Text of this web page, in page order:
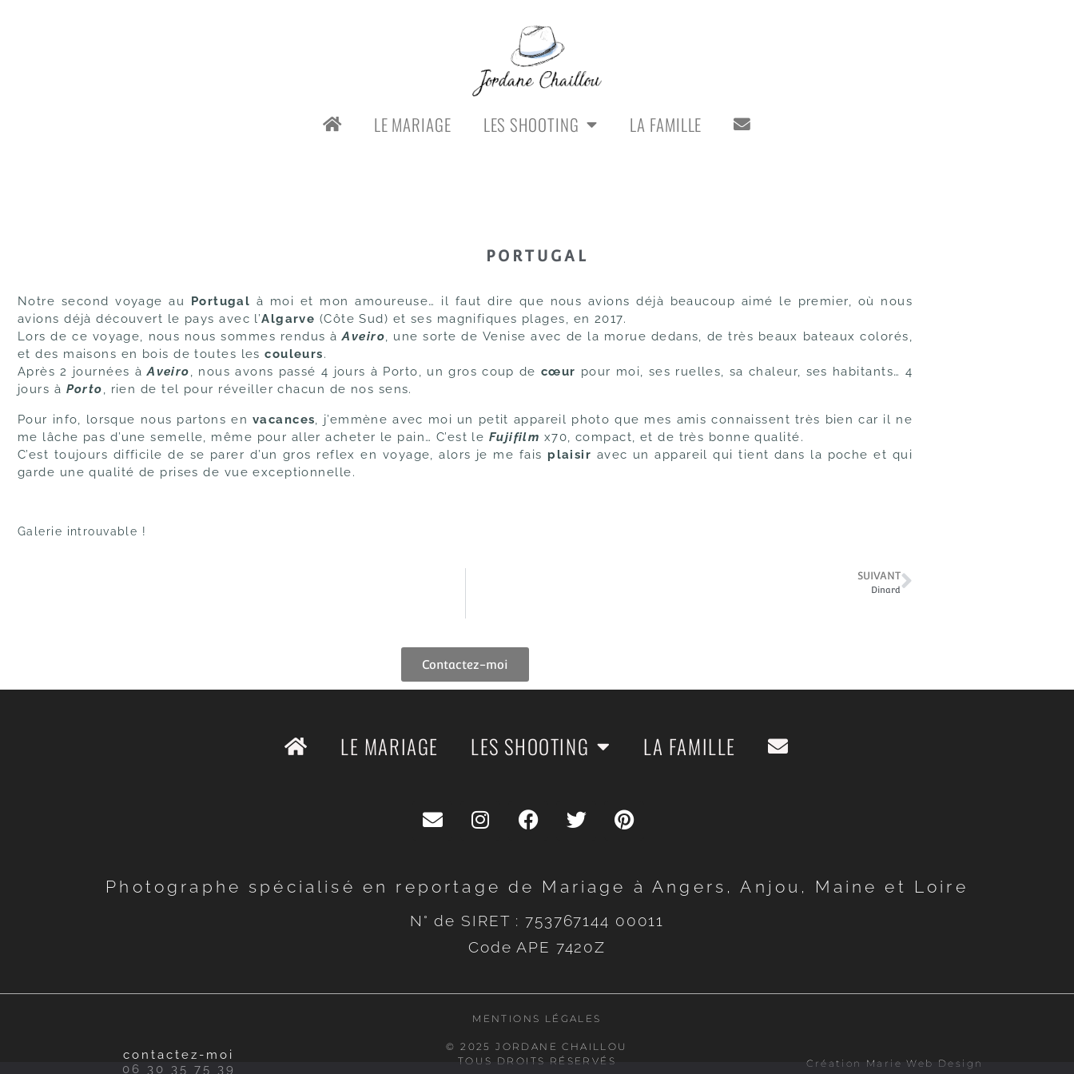
LE MARIAGE LES SHOOTING LA FAMILLE
PORTUGAL
Notre second voyage au Portugal à moi et mon amoureuse… il faut dire que nous avions déjà beaucoup aimé le premier, où nous
avions déjà découvert le pays avec l’Algarve (Côte Sud) et ses magnifiques plages, en 2017.
Lors de ce voyage, nous nous sommes rendus àAveiro , une sorte de Venise avec de la morue dedans, de très beaux bateaux colorés,
et des maisons en bois de toutes lescouleurs.
Après 2 journées àAveiro , nous avons passé 4 jours à Porto, un gros coup de cœur pour moi, ses ruelles, sa chaleur, ses habitants… 4
jours à Porto , rien de tel pour réveiller chacun de nos sens.
Pour info, lorsque nous partons en vacances , j’emmène avec moi un petit appareil photo que mes amis connaissent très bien car il ne
me lâche pas d’une semelle, même pour aller acheter le pain… C’est le Fujifilm x70, compact, et de très bonne qualité.
C’est toujours difficile de se parer d’un gros reflex en voyage, alors je me fais plaisir avec un appareil qui tient dans la poche et qui
garde une qualité de prises de vue exceptionnelle.
Galerie introuvable !
SUIVANT
Dinard
Contactez-moi
LE MARIAGE LES SHOOTING LA FAMILLE
Photographe spécialisé en reportage de Mariage à Angers, Anjou, Maine et Loire
N° de SIRET : 753767144 00011
Code APE 7420Z
contactez-moi
06 30 35 75 39
MENTIONS LÉGALES
© 2025 JORDANE CHAILLOU
TOUS DROITS RÉSERVÉS
Création Marie Web Design